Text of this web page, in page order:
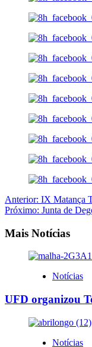
Navegação
de
artigos
Anterior: IX Matança
Próximo: Junta de
Mais Notícias
Notícias
UFD organizou
Notícias